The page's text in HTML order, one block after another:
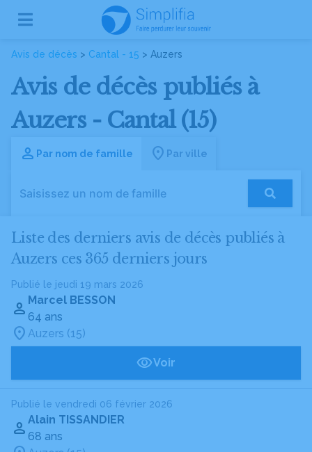
Avis de décès > Cantal - 15 > Auzers
Avis de décès publiés à
Auzers - Cantal (15)
Par nom de famille Par ville
Liste des derniers avis de décès publiés à
Auzers ces 365 derniers jours
Publié le jeudi 19 mars 2026
Marcel BESSON
64 ans
Auzers (15)
Voir
Publié le vendredi 06 février 2026
Alain TISSANDIER
68 ans